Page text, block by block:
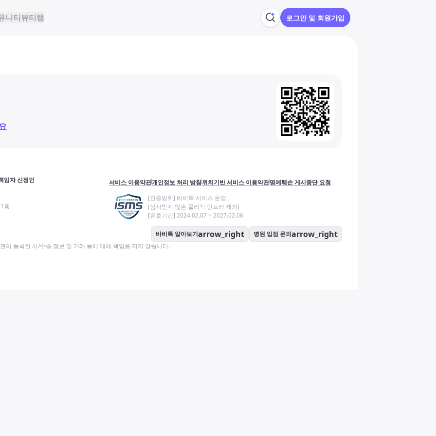
니티뷰티랩 로그인 및 회원가입
임자 신정인
층
서비스 이용약관개인정보 처리 방침위치기반 서비스 이용약관명예훼손 게시중단 요청
[인증범위] 바비톡 서비스 운영
(심사받지 않은 물리적 인프라 제외)
[유효기간] 2024.02.07 ~ 2027.02.06
바비톡 알아보기arrow_right 병원 입점 문의arrow_right
이 등록한 시/수술 정보 및 거래 등에 대해 책임을 지지 않습니다.